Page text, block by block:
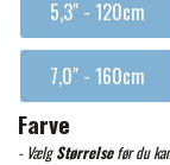
Frontlukning med
Antibakteriel og
Dybt skåret og
5,3" - 120cm
7,0" - 160cm
Farve
- VælgStørrelsefør du